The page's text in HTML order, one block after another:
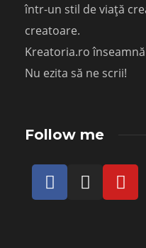
într-un stil de viață
creatoare.
Kreatoria.ro
Nu ezita să ne scrii!
Follow me